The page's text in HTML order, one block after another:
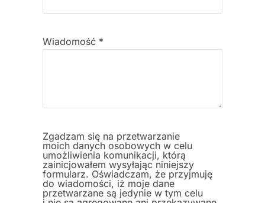
Wiadomość *
Zgadzam się na przetwarzanie
moich danych osobowych w celu
umożliwienia komunikacji, którą
zainicjowałem wysyłając niniejszy
formularz. Oświadczam, że przyjmuję
do wiadomości, iż moje dane
przetwarzane są jedynie w tym celu